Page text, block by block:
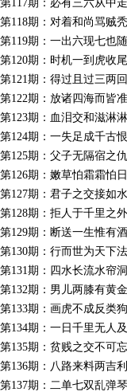
第117期：必有三六从中
第118期：对着和尚骂贼
第119期：一出六现七也
第120期：时机一到虎收
第121期：得过且过三两
第122期：放诸四海而皆
第123期：血泪交和滋淋
第124期：一失足成千古
第125期：父子无隔宿之
第126期：嫩草怕霜霜怕
第127期：君子之交接如
第128期：拒人于千里之
第129期：断送一生惟有
第130期：行而世为天下
第131期：四水长流水帘
第132期：男儿两膝有黄
第133期：画虎不成反类
第134期：一日千里无人
第135期：贫贱之交不可
第136期：八路来料两吉
第137期：二单七双乱弹